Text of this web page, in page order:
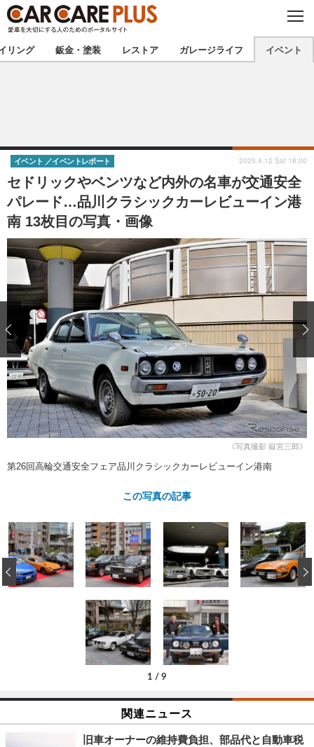
C
O
S
E
★カーケアプラス認定★ 厳選プロショップを地域から探す
甲信越 北陸
東海 関西
中国
九州 沖縄
注目の記事
ショップレポート 愛車 File
自動車豆知識 ストップ！不具合修理＆粗悪修理
鈑金・塗装
ディテイリング
ディテイリング 洗車
ヘッドライト磨き コーティング
フィルム・ラッピング
鈑金・塗装
小キズ直し 防錆
特集記事
ストップ 不具合修理＆粗悪修理
カーメーカー「旧車」関連プロジェ
クト
ショップ紹介
ショップレポート プロショップ検索
レストア
カーメーカー「旧車」関連プロジ
コラム
イベント
リング 鈑金・塗装 レストア ガレージライフ イベント
セドリックやベンツなど内外の名車が交通安全
パレード…品川クラシックカーレビューイン港
南 13枚目の写真・画像
イベント イベントレポート 2025.4.12 Sat 18:00
《写真撮影 嶽宮三郎》
第26回高輪交通安全フェア品川クラシックカーレビューイン港南
この写真の記事
1 / 9
‹
関連ニュース
旧車オーナーの維持費負担、部品代と自動車税